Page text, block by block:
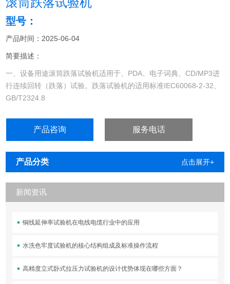
型号：
产品时间：2025-06-04
简要描述：
一、设备用途滚筒跌落试验机适用于、PDA、电子词典、CD/MP3进
行连续回转（跌落）试验。跌落试验机的适用标准IEC60068-2-32、
GB/T2324.8
产品咨询 服务电话
产品分类 点击展开+
新闻资讯
铜线延伸率试验机在电线电缆行业中的应用
水洗色牢度试验机的核心结构组成及标准操作流程
高精度立式卧式拉压力试验机的设计优势体现在哪些方面？